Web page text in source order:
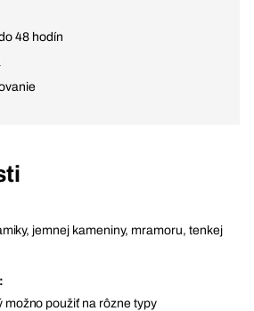
48 hodín
jemnej kameniny, mramoru, tenkej
možno použiť na rôzne typy